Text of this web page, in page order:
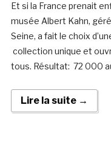
Et si la France prenait
musée Albert Kahn,
Seine, a fait le choix
collection unique et
tous. Résultat: 72 000
Lire la suite →